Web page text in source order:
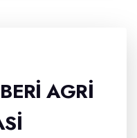
AGRI